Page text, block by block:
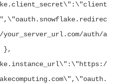
auth/a
},